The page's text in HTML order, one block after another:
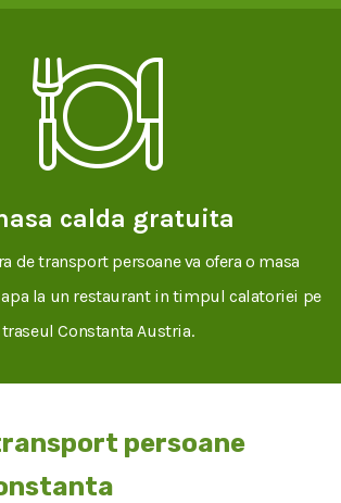
calda gratuita
de transport persoane va ofera o masa
la un restaurant in timpul calatoriei pe
traseul Constanta Austria.
persoane